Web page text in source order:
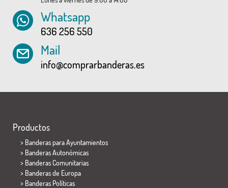
Whatsapp
636 256 550
Mail
info@comprarbanderas.es
Productos
> Banderas para Ayuntamientos
> Banderas Autonómicas
> Banderas Comunitarias
> Banderas de Europa
> Banderas Políticas